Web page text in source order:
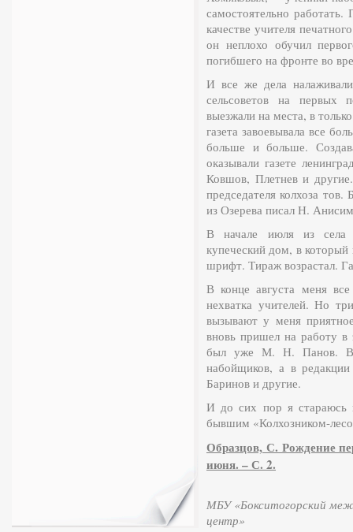
самостоятельно
качестве учителя
он неплохо обучил
погибшего на фронте во
И все же дела
сельсоветов на
выезжали на места, в
газета завоевывала все
больше и больше.
оказывали газете
Ковшов, Плетнев и
председателя колхоза
из Озерева писал Н.
В начале июля из села
купеческий дом, в
шрифт. Тираж возрастал.
В конце августа меня
нехватка учителей. Но
вызывают у меня
вновь пришел на работу
был уже М. Н. Панов. В
набойщиков, а в
Баринов и другие.
И до сих пор я стараюсь
бывшим «Колхозником-
Образцов, С. Рождение
июня. – С. 2.
МБУ «Бокситогорский
центр»